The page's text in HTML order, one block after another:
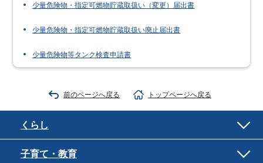
少量危険物・指定可燃物貯蔵取扱い（変更）届出書
少量危険物・指定可燃物貯蔵取扱い廃止届出書
少量危険物等タンク検査申請書
前のページへ戻る トップページへ戻る
くらし
子育て・教育